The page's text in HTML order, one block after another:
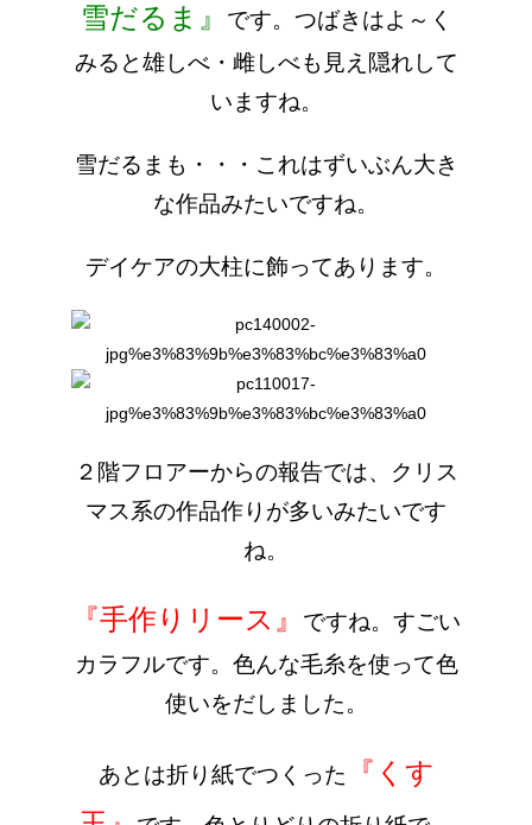
雪だるま』
です。つばきはよ～く
みると雄しべ・雌しべも見え隠れして
いますね。
雪だるまも・・・これはずいぶん大き
な作品みたいですね。
デイケアの大柱に飾ってあります。
２階フロアーからの報告では、
クリス
マス系の作品作りが多いみたいです
ね。
『手作りリース』
ですね。すごい
カラフルです。色んな毛糸を使って色
使いをだしました。
あとは折り紙でつくった
『くす